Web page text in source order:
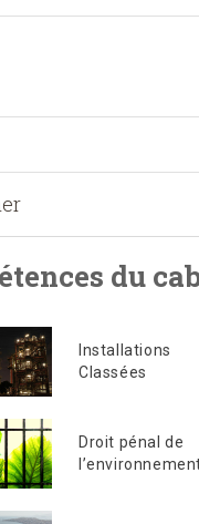
du
Installations
Classées
Droit pénal de